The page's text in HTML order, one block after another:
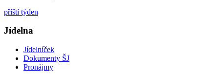
příští týden
Jídelna
Jídelníček
Dokumenty ŠJ
Pronájmy